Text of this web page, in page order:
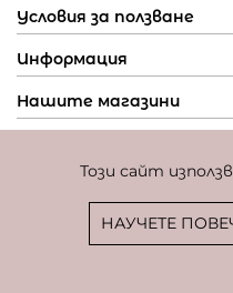
Този сайт
НАУЧЕТЕ
Условия за ползване
Информация
Нашите магазини
Фиксиран курс за